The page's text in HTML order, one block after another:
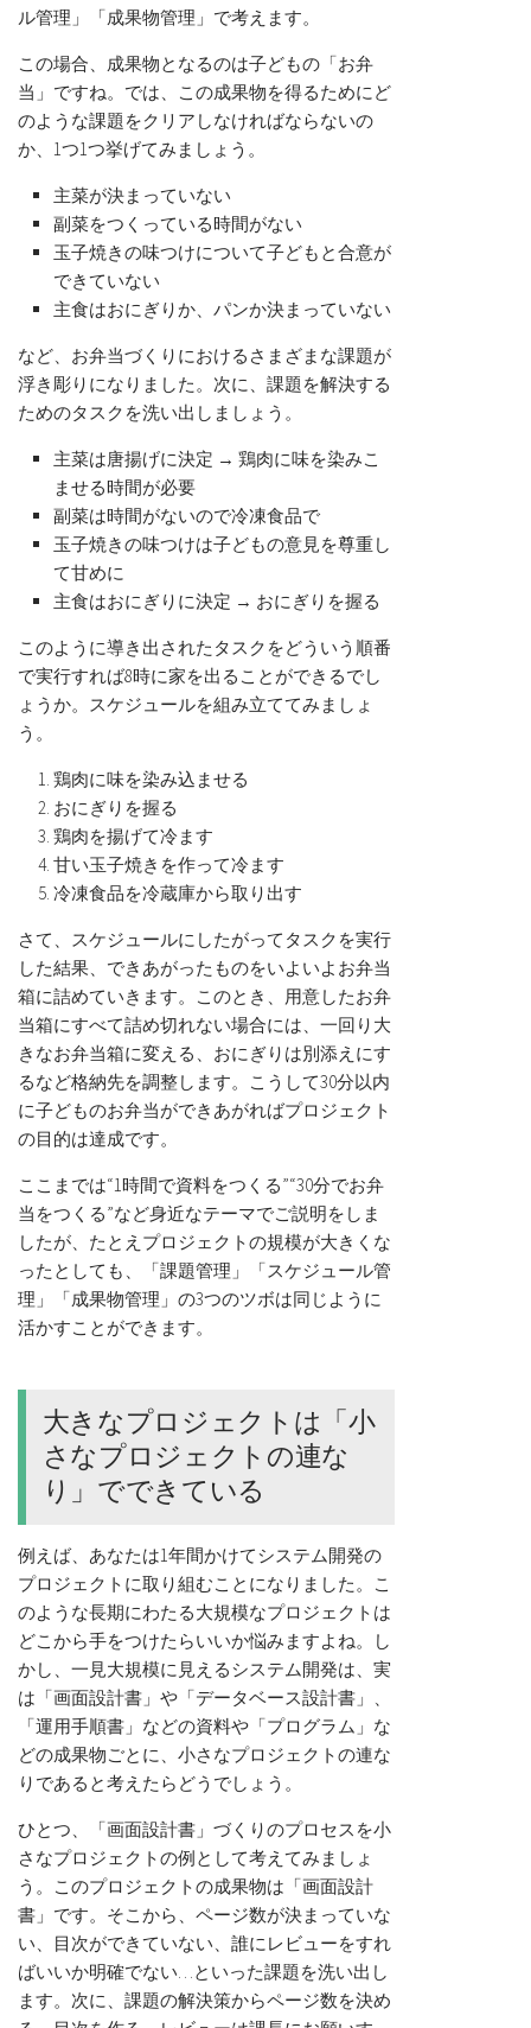
ル管理」「成果物管理」で考えます。
この場合、成果物となるのは子どもの「お弁
当」ですね。では、この成果物を得るためにど
のような課題をクリアしなければならないの
か、1つ1つ挙げてみましょう。
主菜が決まっていない
副菜をつくっている時間がない
玉子焼きの味つけについて子どもと合意が
できていない
主食はおにぎりか、パンか決まっていない
など、お弁当づくりにおけるさまざまな課題が
浮き彫りになりました。次に、課題を解決する
ためのタスクを洗い出しましょう。
主菜は唐揚げに決定 → 鶏肉に味を染みこ
ませる時間が必要
副菜は時間がないので冷凍食品で
玉子焼きの味つけは子どもの意見を尊重し
て甘めに
主食はおにぎりに決定 → おにぎりを握る
このように導き出されたタスクをどういう順番
で実行すれば8時に家を出ることができるでし
ょうか。スケジュールを組み立ててみましょ
う。
鶏肉に味を染み込ませる
おにぎりを握る
鶏肉を揚げて冷ます
甘い玉子焼きを作って冷ます
冷凍食品を冷蔵庫から取り出す
さて、スケジュールにしたがってタスクを実行
した結果、できあがったものをいよいよお弁当
箱に詰めていきます。このとき、用意したお弁
当箱にすべて詰め切れない場合には、一回り大
きなお弁当箱に変える、おにぎりは別添えにす
るなど格納先を調整します。こうして30分以内
に子どものお弁当ができあがればプロジェクト
の目的は達成です。
ここまでは“1時間で資料をつくる”“30分でお弁
当をつくる”など身近なテーマでご説明をしま
したが、たとえプロジェクトの規模が大きくな
ったとしても、「課題管理」「スケジュール管
理」「成果物管理」の3つのツボは同じように
活かすことができます。
大きなプロジェクトは「小
さなプロジェクトの連な
り」でできている
例えば、あなたは1年間かけてシステム開発の
プロジェクトに取り組むことになりました。こ
のような長期にわたる大規模なプロジェクトは
どこから手をつけたらいいか悩みますよね。し
かし、一見大規模に見えるシステム開発は、実
は「画面設計書」や「データベース設計書」、
「運用手順書」などの資料や「プログラム」な
どの成果物ごとに、小さなプロジェクトの連な
りであると考えたらどうでしょう。
ひとつ、「画面設計書」づくりのプロセスを小
さなプロジェクトの例として考えてみましょ
う。このプロジェクトの成果物は「画面設計
書」です。そこから、ページ数が決まっていな
い、目次ができていない、誰にレビューをすれ
ばいいか明確でない…といった課題を洗い出し
ます。次に、課題の解決策からページ数を決め